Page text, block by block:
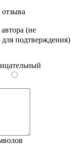
(не
подтверждения)